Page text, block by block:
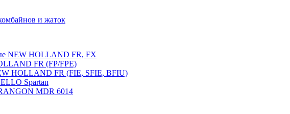
и жаток
NEW HOLLAND FR, FX
FR (FP/FPE)
HOLLAND FR (FIE, SFIE, BFIU)
Spartan
MDR 6014